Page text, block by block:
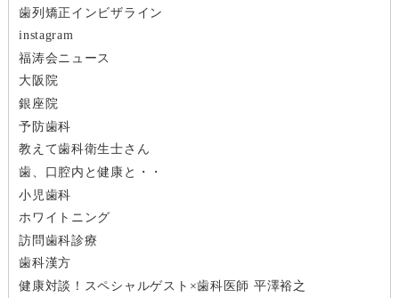
ー
シ
ョ
ン
歯列矯正インビザライン
instagram
福涛会ニュース
大阪院
銀座院
予防歯科
教えて歯科衛生士さん
歯、口腔内と健康と・・
小児歯科
ホワイトニング
訪問歯科診療
歯科漢方
健康対談！スペシャルゲスト×歯科医師 平澤裕之